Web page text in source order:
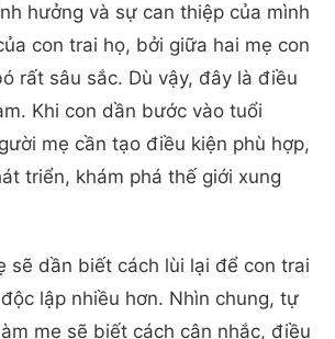
hưởng và sự can thiệp của mình
con trai họ, bởi giữa hai mẹ con
rất sâu sắc. Dù vậy, đây là điều
Khi con dần bước vào tuổi
mẹ cần tạo điều kiện phù hợp,
triển, khám phá thế giới xung
sẽ dần biết cách lùi lại để con trai
lập nhiều hơn. Nhìn chung, tự
mẹ sẽ biết cách cân nhắc, điều